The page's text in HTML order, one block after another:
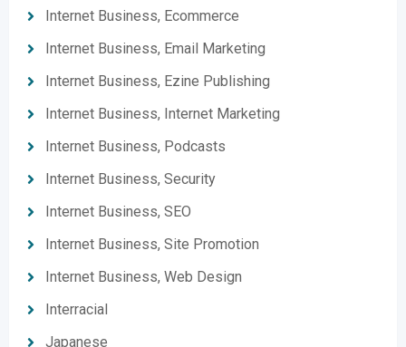
Internet Business, Ecommerce
Internet Business, Email Marketing
Internet Business, Ezine Publishing
Internet Business, Internet Marketing
Internet Business, Podcasts
Internet Business, Security
Internet Business, SEO
Internet Business, Site Promotion
Internet Business, Web Design
Interracial
Japanese